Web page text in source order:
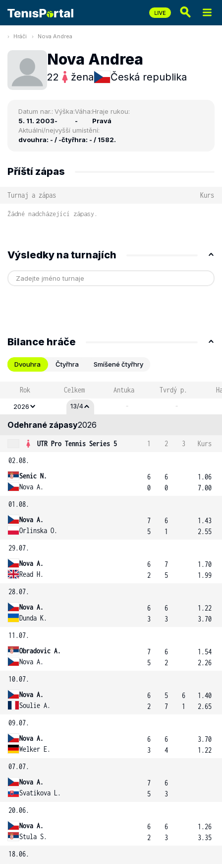
Hráči Nova Andrea
Nova Andrea
22 žena Česká republika
Datum nar.:
5. 11. 2003
Výška:
-
Váha:
-
Hraje rukou:
Pravá
Aktuální/nejvyšší umístění:
dvouhra: - / -čtyřhra: - / 1582.
Příští zápas
Turnaj a zápas Kurs
Žádné nadcházející zápasy.
Výsledky na turnajích
Bilance hráče
Dvouhra Čtyřhra Smíšené čtyřhry
Rok Celkem Antuka Tvrdý p.
2026 13/4 - -
Odehrané zápasy2026
UTR Pro Tennis Series 5 1 2 3
Kurs
02.08.
Senic N.
Nova A.
6
0
6
0
1.06
7.00
01.08.
Nova A.
Orlinska O.
7
5
6
1
1.43
2.55
29.07.
Nova A.
Read H.
6
2
7
5
1.70
1.99
28.07.
Nova A.
Dunda K.
6
3
6
3
1.22
3.70
11.07.
Obradovic A.
Nova A.
7
5
6
2
1.54
2.26
10.07.
Nova A.
Soulie A.
6
2
5
7
6
1
1.40
2.65
09.07.
Nova A.
Welker E.
6
3
6
4
3.70
1.22
07.07.
Nova A.
Svatikova L.
7
5
6
3
20.06.
Nova A.
Stula S.
6
2
6
3
1.26
3.35
18.06.